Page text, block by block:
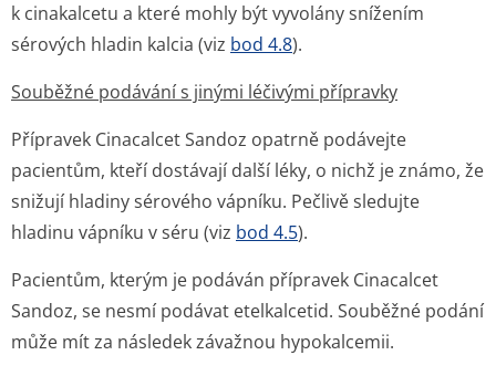
k cinakalcetu a které mohly být vyvolány snížením
sérových hladin kalcia (viz bod 4.8).
Souběžné podávání s jinými léčivými přípravky
Přípravek Cinacalcet Sandoz opatrně podávejte
pacientům, kteří dostávají další léky, o nichž je známo, že
snižují hladiny sérového vápníku. Pečlivě sledujte
hladinu vápníku v séru (viz bod 4.5).
Pacientům, kterým je podáván přípravek Cinacalcet
Sandoz, se nesmí podávat etelkalcetid. Souběžné podání
může mít za následek závažnou hypokalcemii.